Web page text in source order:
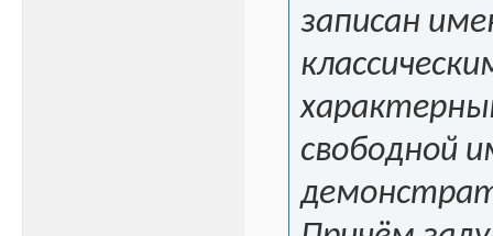
записан
свободной